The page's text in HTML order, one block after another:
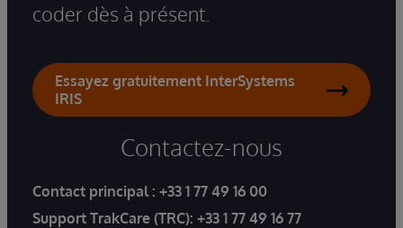
coder dès à présent.
Essayez gratuitement InterSystems
IRIS
Contactez-nous
Contact principal : +33 1 77 49 16 00
Support TrakCare (TRC): +33 1 77 49 16 77